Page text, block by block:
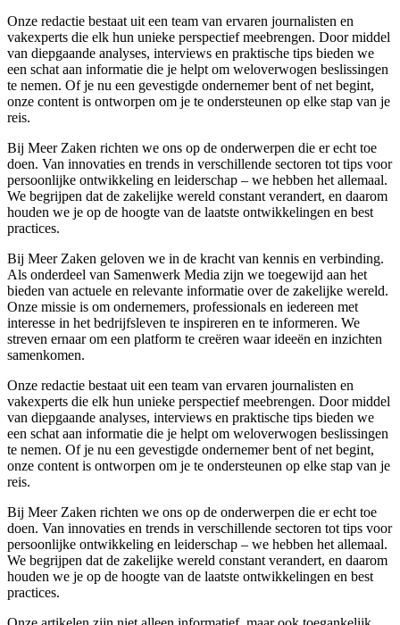
Onze redactie bestaat uit een team van ervaren journalisten en
vakexperts die elk hun unieke perspectief meebrengen. Door middel
van diepgaande analyses, interviews en praktische tips bieden we
een schat aan informatie die je helpt om weloverwogen beslissingen
te nemen. Of je nu een gevestigde ondernemer bent of net begint,
onze content is ontworpen om je te ondersteunen op elke stap van je
reis.
Bij Meer Zaken richten we ons op de onderwerpen die er echt toe
doen. Van innovaties en trends in verschillende sectoren tot tips voor
persoonlijke ontwikkeling en leiderschap – we hebben het allemaal.
We begrijpen dat de zakelijke wereld constant verandert, en daarom
houden we je op de hoogte van de laatste ontwikkelingen en best
practices.
Bij Meer Zaken geloven we in de kracht van kennis en verbinding.
Als onderdeel van Samenwerk Media zijn we toegewijd aan het
bieden van actuele en relevante informatie over de zakelijke wereld.
Onze missie is om ondernemers, professionals en iedereen met
interesse in het bedrijfsleven te inspireren en te informeren. We
streven ernaar om een platform te creëren waar ideeën en inzichten
samenkomen.
Onze redactie bestaat uit een team van ervaren journalisten en
vakexperts die elk hun unieke perspectief meebrengen. Door middel
van diepgaande analyses, interviews en praktische tips bieden we
een schat aan informatie die je helpt om weloverwogen beslissingen
te nemen. Of je nu een gevestigde ondernemer bent of net begint,
onze content is ontworpen om je te ondersteunen op elke stap van je
reis.
Bij Meer Zaken richten we ons op de onderwerpen die er echt toe
doen. Van innovaties en trends in verschillende sectoren tot tips voor
persoonlijke ontwikkeling en leiderschap – we hebben het allemaal.
We begrijpen dat de zakelijke wereld constant verandert, en daarom
houden we je op de hoogte van de laatste ontwikkelingen en best
practices.